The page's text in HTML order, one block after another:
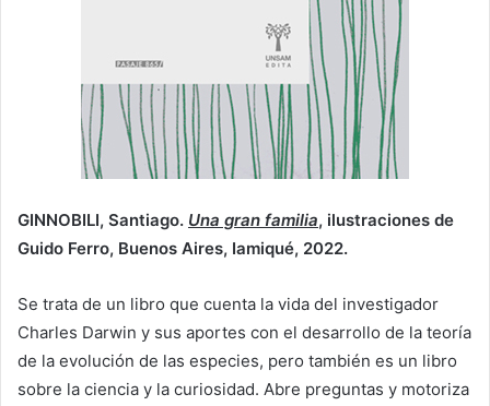
GINNOBILI, Santiago. Una gran familia, ilustraciones de
Guido Ferro, Buenos Aires, Iamiqué, 2022.
Se trata de un libro que cuenta la vida del investigador
Charles Darwin y sus aportes con el desarrollo de la teoría
de la evolución de las especies, pero también es un libro
sobre la ciencia y la curiosidad. Abre preguntas y motoriza